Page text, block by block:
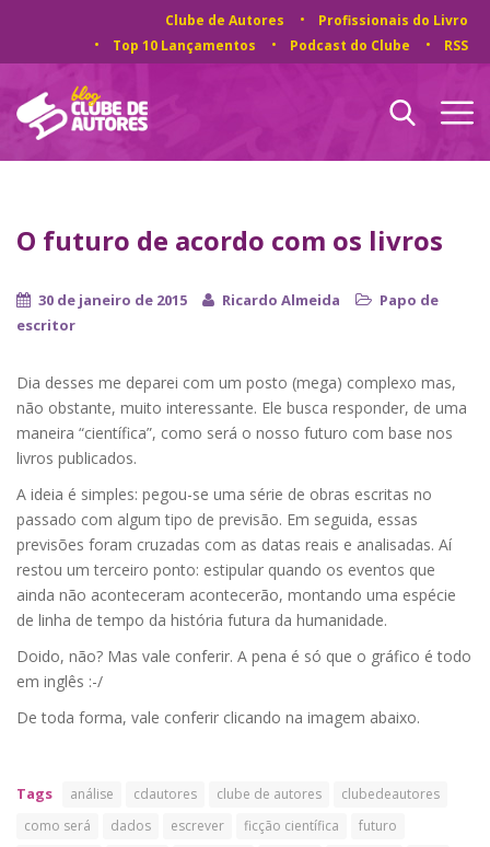
Clube de Autores
Profissionais do Livro
Top 10 Lançamentos
Podcast do Clube RSS
O futuro de acordo com os livros
30 de janeiro de 2015 Ricardo Almeida
Papo de
escritor
Dia desses me deparei com um posto (mega) complexo mas,
não obstante, muito interessante. Ele busca responder, de uma
maneira “científica”, como será o nosso futuro com base nos
livros publicados.
A ideia é simples: pegou-se uma série de obras escritas no
passado com algum tipo de previsão. Em seguida, essas
previsões foram cruzadas com as datas reais e analisadas. Aí
restou um terceiro ponto: estipular quando os eventos que
ainda não aconteceram acontecerão, montando uma espécie
de linha de tempo da história futura da humanidade.
Doido, não? Mas vale conferir. A pena é só que o gráfico é todo
em inglês :-/
De toda forma, vale conferir clicando na imagem abaixo.
Tags análise cdautores clube de autores
clubedeautores
como será
dados escrever ficção científica
futuro